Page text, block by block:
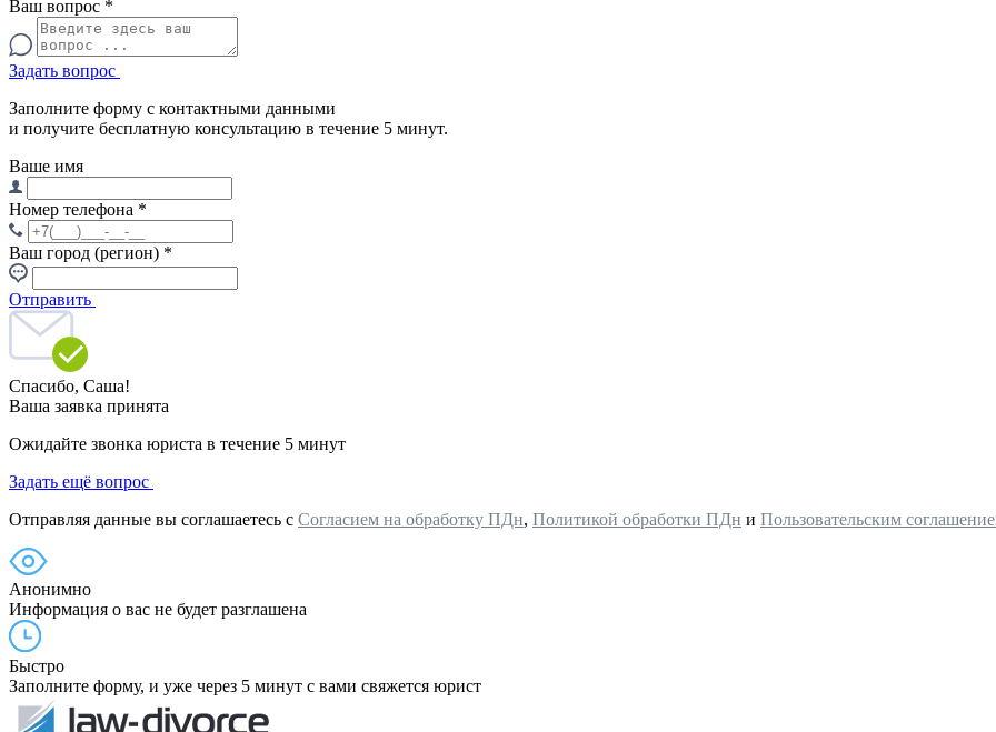
Ваш вопрос *
Задать вопрос
Заполните форму с контактными данными
и получите бесплатную консультацию в течение 5 минут.
Ваше имя
Номер телефона *
Ваш город (регион) *
Отправить
Спасибо, Саша!
Ваша заявка принята
Ожидайте звонка юриста в течение 5 минут
Задать ещё вопрос
Отправляя данные вы соглашаетесь с Согласием на обработку ПДн, Политикой обработки ПДн и Пользовательским
Анонимно
Информация о вас не будет разглашена
Быстро
Заполните форму, и уже через 5 минут с вами свяжется юрист